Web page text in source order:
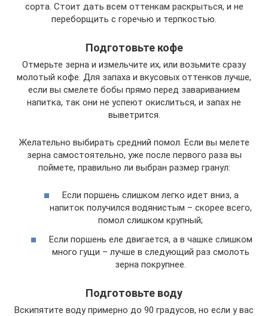
сорта. Стоит дать всем оттенкам раскрыться, и не
переборщить с горечью и терпкостью.
Подготовьте кофе
Отмерьте зерна и измельчите их, или возьмите сразу
молотый кофе. Для запаха и вкусовых оттенков лучше,
если вы смелете бобы прямо перед завариванием
напитка, так они не успеют окислиться, и запах не
выветрится.
Желательно выбирать средний помол. Если вы мелете
зерна самостоятельно, уже после первого раза вы
поймете, правильно ли выбран размер гранул:
Если поршень слишком легко идет вниз, а
напиток получился водянистым – скорее всего,
помол слишком крупный;
Если поршень еле двигается, а в чашке слишком
много гущи – лучше в следующий раз смолоть
зерна покрупнее.
Подготовьте воду
Вскипятите воду примерно до 90 градусов, но если у вас